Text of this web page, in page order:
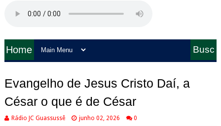
Home
Busc
Evangelho de Jesus Cristo Daí, a
César o que é de César
Rádio JC Guassussê junho 02, 2026 0